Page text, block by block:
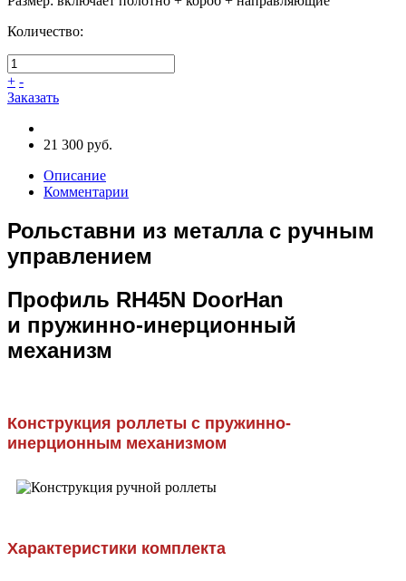
Количество:
+ -
Заказать
21 300 руб.
Описание
Комментарии
Рольставни из металла с ручным
управлением
Профиль RH45N DoorHan
и пружинно-инерционный
механизм
Конструкция роллеты с пружинно-
инерционным механизмом
Характеристики комплекта